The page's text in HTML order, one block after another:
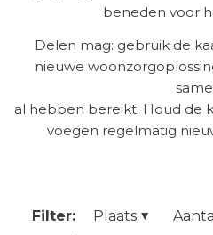
beneden voor
Delen mag: gebruik de
nieuwe
al hebben bereikt. Houd de
voegen regelmatig